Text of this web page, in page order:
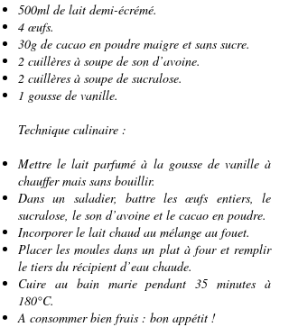
500ml de lait demi-écrémé.
4 œufs.
30g de cacao en poudre maigre et sans sucre.
2 cuillères à soupe de son d’avoine.
2 cuillères à soupe de sucralose.
1 gousse de vanille.
Technique culinaire :
Mettre le lait parfumé à la gousse de vanille à
chauffer mais sans bouillir.
Dans un saladier, battre les œufs entiers, le
sucralose, le son d’avoine et le cacao en poudre.
Incorporer le lait chaud au mélange au fouet.
Placer les moules dans un plat à four et remplir
le tiers du récipient d’eau chaude.
Cuire au bain marie pendant 35 minutes à
180°C.
A consommer bien frais : bon appétit !